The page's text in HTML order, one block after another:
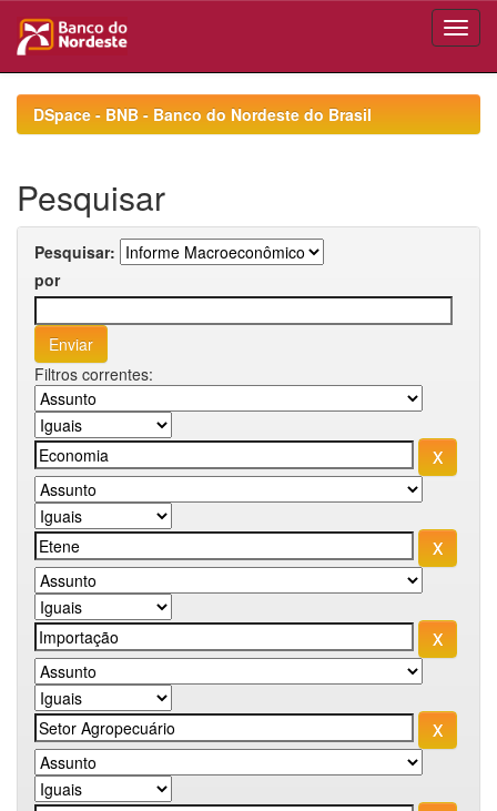
navigationDSpace - BNB - Banco do Nordeste do Brasil
Pesquisar
Pesquisar:
por
Filtros correntes: